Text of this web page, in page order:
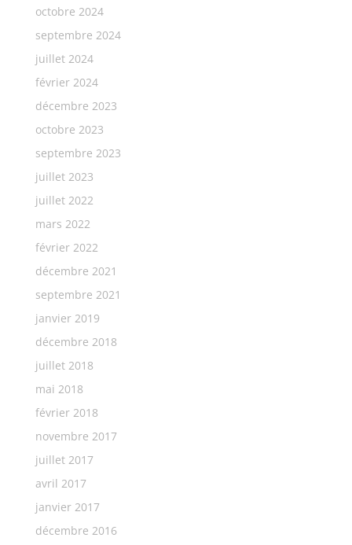
octobre 2024
septembre 2024
juillet 2024
février 2024
décembre 2023
octobre 2023
septembre 2023
juillet 2023
juillet 2022
mars 2022
février 2022
décembre 2021
septembre 2021
janvier 2019
décembre 2018
juillet 2018
mai 2018
février 2018
novembre 2017
juillet 2017
avril 2017
janvier 2017
décembre 2016